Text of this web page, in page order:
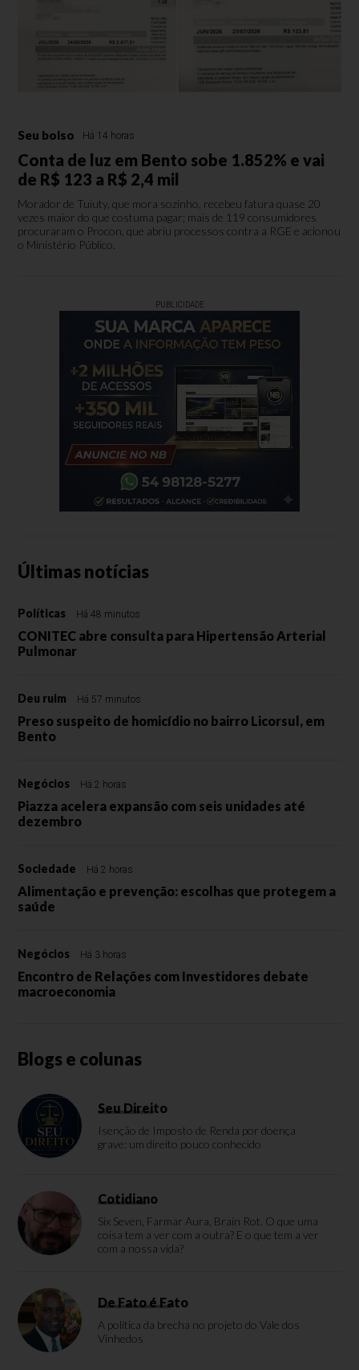
Seu bolso Há 14 horas
Conta de luz em Bento sobe 1.852% e vai
de R$ 123 a R$ 2,4 mil
Morador de Tuiuty, que mora sozinho, recebeu fatura quase 20
vezes maior do que costuma pagar; mais de 119 consumidores
procuraram o Procon, que abriu processos contra a RGE e acionou
o Ministério Público.
PUBLICIDADE
Últimas notícias
Políticas Há 48 minutos
CONITEC abre consulta para Hipertensão Arterial
Pulmonar
Deu ruim Há 57 minutos
Preso suspeito de homicídio no bairro Licorsul, em
Bento
Negócios Há 2 horas
Piazza acelera expansão com seis unidades até
dezembro
Sociedade Há 2 horas
Alimentação e prevenção: escolhas que protegem a
saúde
Negócios Há 3 horas
Encontro de Relações com Investidores debate
macroeconomia
Blogs e colunas
Seu Direito
Isenção de Imposto de Renda por doença
grave: um direito pouco conhecido
Cotidiano
Six Seven, Farmar Aura, Brain Rot. O que uma
coisa tem a ver com a outra? E o que tem a ver
com a nossa vida?
De Fato é Fato
A política da brecha no projeto do Vale dos
Vinhedos